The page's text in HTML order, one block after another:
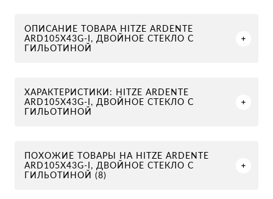
ОПИСАНИЕ ТОВАРА HITZE ARDENTE
ARD105X43G-I, ДВОЙНОЕ СТЕКЛО С
ГИЛЬОТИНОЙ
ХАРАКТЕРИСТИКИ: HITZE ARDENTE
ARD105X43G-I, ДВОЙНОЕ СТЕКЛО С
ГИЛЬОТИНОЙ
ПОХОЖИЕ ТОВАРЫ НА HITZE ARDENTE
ARD105X43G-I, ДВОЙНОЕ СТЕКЛО С
ГИЛЬОТИНОЙ (8)